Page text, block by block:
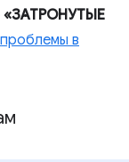
«ЗАТРОНУТЫЕ
в